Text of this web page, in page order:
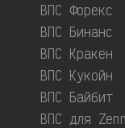
ВПС Форекс
ВПС Бинанс
ВПС Кракен
ВПС Кукойн
ВПС Байбит
ВПС для